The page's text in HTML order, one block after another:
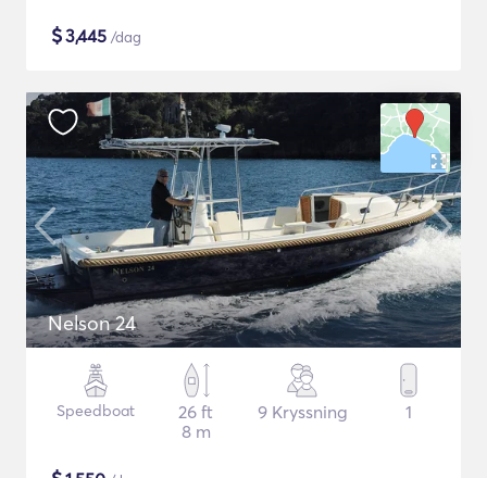
$3,445 /dag
Nelson 24
Speedboat
26 ft
8 m
9 Kryssning 1